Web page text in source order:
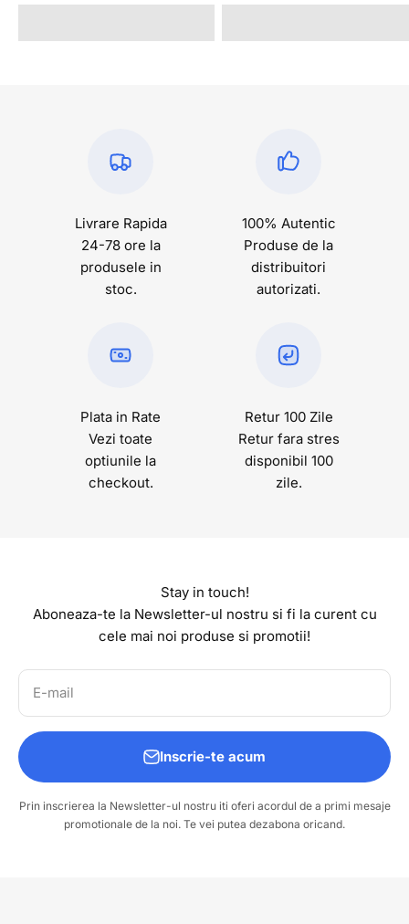
Livrare Rapida
24-78 ore la
produsele in
stoc.
100% Autentic
Produse de la
distribuitori
autorizati.
Plata in Rate
Vezi toate
optiunile la
checkout.
Retur 100 Zile
Retur fara stres
disponibil 100
zile.
Stay in touch!
Aboneaza-te la Newsletter-ul nostru si fi la curent cu
cele mai noi produse si promotii!
E-mail
Inscrie-te acum
Prin inscrierea la Newsletter-ul nostru iti oferi acordul de a primi mesaje
promotionale de la noi. Te vei putea dezabona oricand.